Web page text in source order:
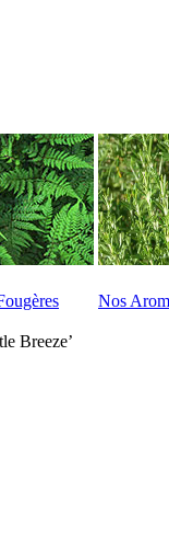
Nos
Breeze’